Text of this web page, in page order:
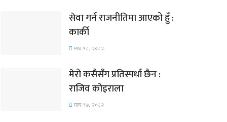
सेवा गर्न राजनीतिमा आएको हुँ :
कार्की
माघ १८, २०८२
मेरो कसैसँग प्रतिस्पर्धा छैन :
राजिव कोइराला
माघ १७, २०८२